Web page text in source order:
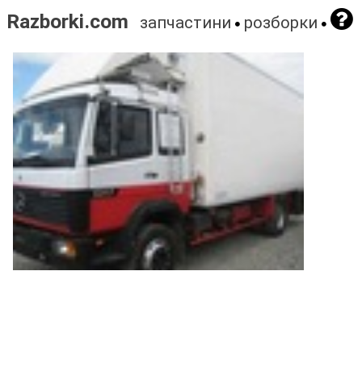
Razborki.com запчастини розборки